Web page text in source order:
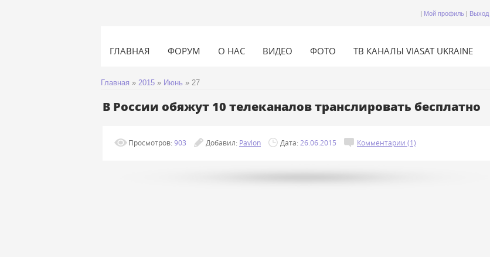
| Мой профиль | Выход
ГЛАВНАЯ ФОРУМ О НАС ВИДЕО ФОТО ТВ КАНАЛЫ VIASAT UKRAINE
Главная » 2015 » Июнь » 27
В России обяжут 10 телеканалов транслировать бесплатно
Просмотров: 903 Добавил: Pavlon Дата: 26.06.2015 Комментарии (1)